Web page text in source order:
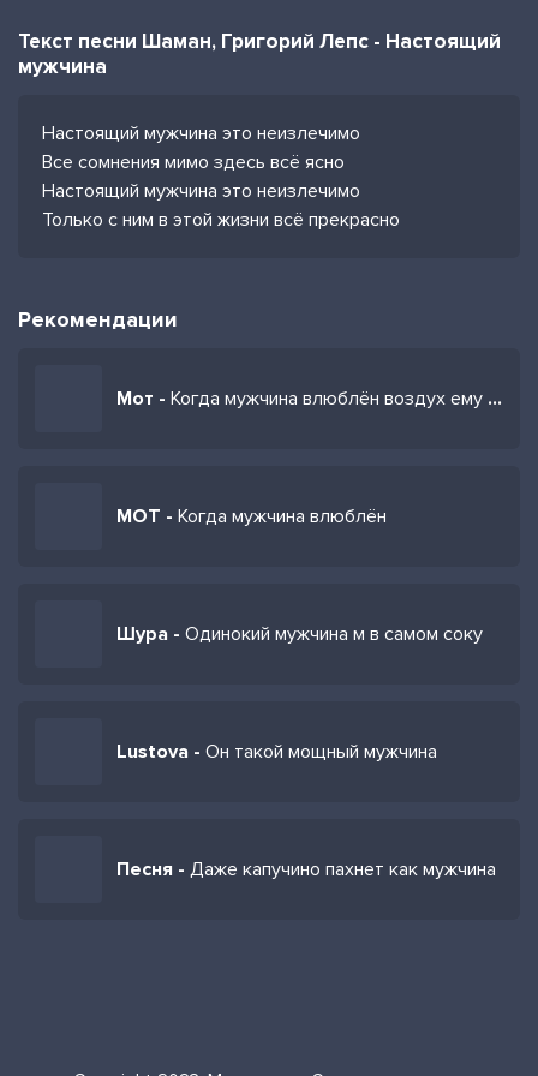
Текст песни Шаман, Григорий Лепс - Настоящий
мужчина
Настоящий мужчина это неизлечимо
Все сомнения мимо здесь всё ясно
Настоящий мужчина это неизлечимо
Только с ним в этой жизни всё прекрасно
Рекомендации
Мот - Когда мужчина влюблён воздух ему ведь не нужен
МОТ - Когда мужчина влюблён
Шура - Одинокий мужчина м в самом соку
Lustova - Он такой мощный мужчина
Песня - Даже капучино пахнет как мужчина